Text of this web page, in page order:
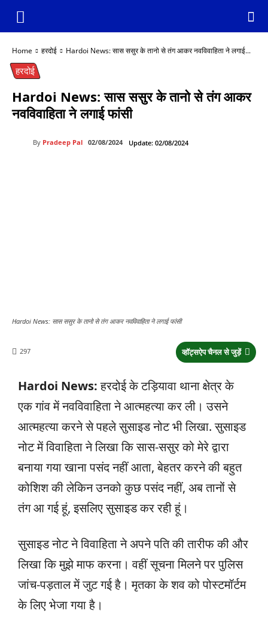
Home हरदोई Hardoi News: सास ससुर के तानो से तंग आकर नवविवाहिता ने लगाई...
हरदोई
Hardoi News: सास ससुर के तानो से तंग आकर
नवविवाहिता ने लगाई फांसी
By Pradeep Pal 02/08/2024 Update: 02/08/2024
Hardoi News: सास ससुर के तानो से तंग आकर नवविवाहिता ने लगाई फांसी
व्हॉट्सऐप चैनल से जुड़ें
297
Hardoi News:हरदोई के टड़ियावा थाना क्षेत्र के
एक गांव में नवविवाहिता ने आत्महत्या कर ली। उसने
आत्महत्या करने से पहले सुसाइड नोट भी लिखा. सुसाइड
नोट में विवाहिता ने लिखा कि सास-ससुर को मेरे द्वारा
बनाया गया खाना पसंद नहीं आता, बेहतर करने की बहुत
कोशिश की लेकिन उनको कुछ पसंद नहीं, अब तानों से
तंग आ गई हूं, इसलिए सुसाइड कर रही हूं।
सुसाइड नोट ने विवाहिता ने अपने पति की तारीफ की और
लिखा कि मुझे माफ करना। वहीं सूचना मिलने पर पुलिस
जांच-पड़ताल में जुट गई है। मृतका के शव को पोस्टमॉर्टम
के लिए भेजा गया है।